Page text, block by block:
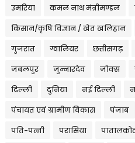
उमरिया कमल नाथ मंत्रीमण्डल
किसान/कृषि विज्ञान / खेत खलिहान
गुजरात ग्वालियर छत्तीसगढ़
जबलपुर जुन्नारदेव जोक्स
दिल्ली दुनिया नई दिल्ली
पंचायत एवं ग्रामीण विकास पंजाब
पति-पत्नी परासिया